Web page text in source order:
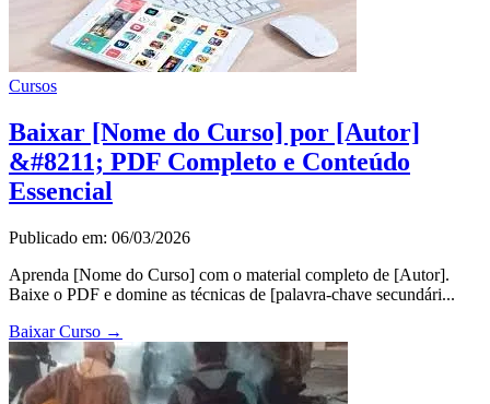
Cursos
Baixar [Nome do Curso] por [Autor]
&#8211; PDF Completo e Conteúdo
Essencial
Publicado em: 06/03/2026
Aprenda [Nome do Curso] com o material completo de [Autor].
Baixe o PDF e domine as técnicas de [palavra-chave secundári...
Baixar Curso →